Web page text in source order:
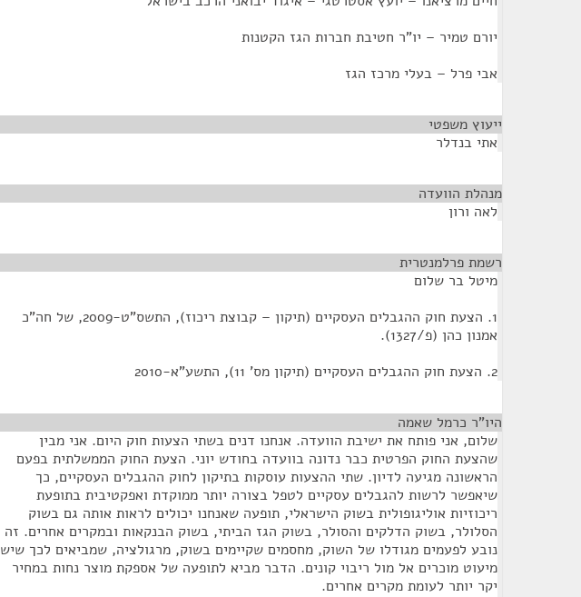
יורם טמיר – יו"ר חטיבת חברות הגז הקטנות
אבי פרל – בעלי מרכז הגז
ייעוץ משפטי
אתי בנדלר
מנהלת הוועדה
לאה ורון
רשמת פרלמנטרית
מיטל בר שלום
1. הצעת חוק ההגבלים העסקיים (תיקון – קבוצת ריכוז), התשס"ט-2009, של חה"כ
אמנון כהן (פ/1327).
2. הצעת חוק ההגבלים העסקיים (תיקון מס' 11), התשע"א-2010
היו"ר כרמל שאמה
שלום, אני פותח את ישיבת הוועדה. אנחנו דנים בשתי הצעות חוק היום. אני מבין
שהצעת החוק הפרטית כבר נדונה בוועדה בחודש יוני. הצעת החוק הממשלתית בפעם
הראשונה מגיעה לדיון. שתי ההצעות עוסקות בתיקון לחוק ההגבלים העסקיים, כך
שיאפשר לרשות להגבלים עסקיים לטפל בצורה יותר ממוקדת ואפקטיבית בתופעת
ריכוזיות אוליגופולית בשוק הישראלי, תופעה שאנחנו יכולים לראות אותה גם בשוק
הסלולר, בשוק הדלקים והסולר, בשוק הגז הביתי, בשוק הבנקאות ובמקרים אחרים. זה
נובע לפעמים מגודלו של השוק, מחסמים שקיימים בשוק, מרגולציה, שמביאים לכך שיש
מיעוט מוכרים אל מול ריבוי קונים. הדבר מביא לתופעה של אספקת מוצר נחות במחיר
יקר יותר לעומת מקרים אחרים.